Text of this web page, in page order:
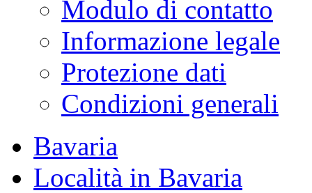
Modulo di contatto
Informazione legale
Protezione dati
Condizioni generali
Bavaria
Località in Bavaria